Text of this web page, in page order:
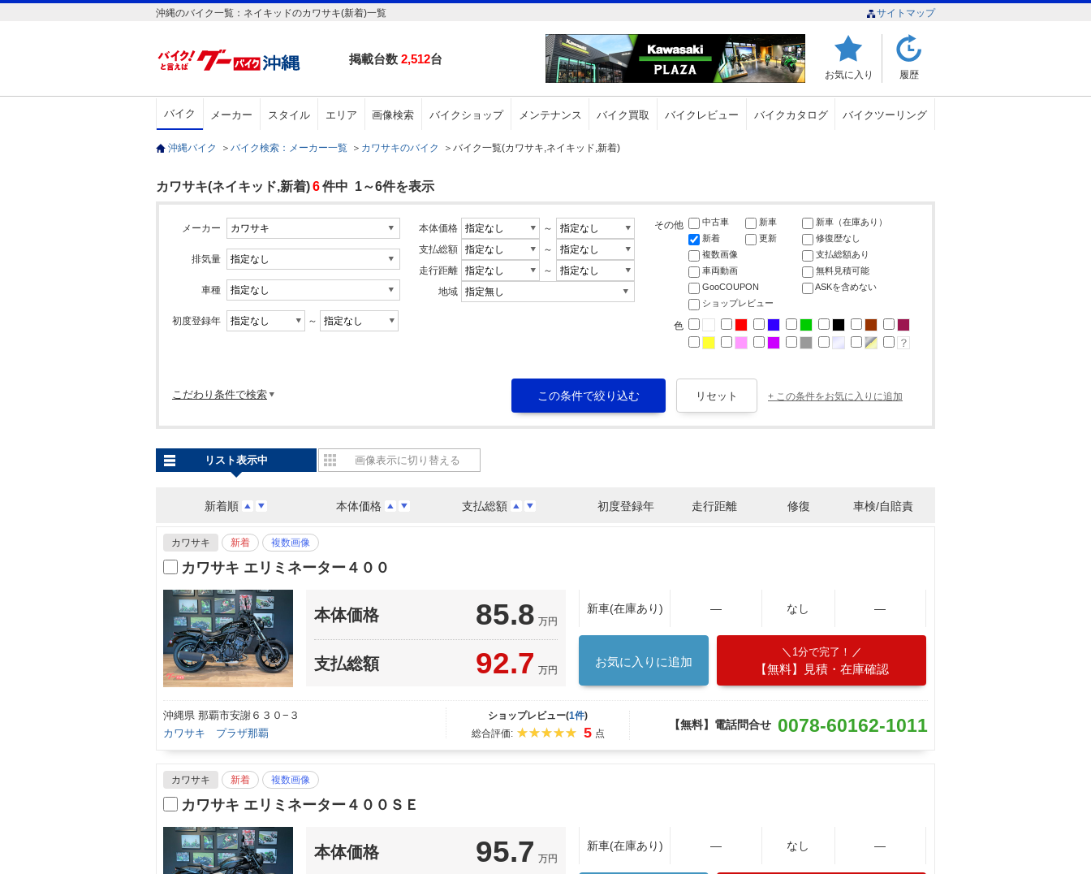
沖縄のバイク一覧：ネイキッドのカワサキ(新着)一覧 サイトマップ
掲載台数 2,512台
お気に入り 履歴
バイク メーカー スタイル エリア 画像検索 バイクショップ メンテナンス バイク買取 バイクレビュー バイクカタログ バイクツーリング
沖縄バイク ＞ バイク検索：メーカー一覧 ＞ カワサキのバイク ＞ バイク一覧(カワサキ,ネイキッド,新着)
カワサキ(ネイキッド,新着)6件中 1～6件を表示
メーカー
排気量
車種
初度登録年 ～
本体価格
～
支払総額
～
走行距離
～
地域
その他 中古車 新車
新車（在庫あり）
新着
更新
修復歴なし
複数画像
支払総額あり
車両動画
無料見積可能
GooCOUPON
ASKを含めない
ショップレビュー
色
こだわり条件で検索 + この条件をお気に入りに追加
新着順 本体価格 支払総額 初度登録年 走行距離 修復 車検/自賠責
リスト表示中 画像表示に切り替える
カワサキ 新着 複数画像
カワサキ エリミネーター４００
本体価格 85.8 万円
支払総額 92.7 万円
新車(在庫あり) ― なし ―
お気に入りに追加
1分で完了！
【無料】見積・在庫確認
沖縄県 那覇市安謝６３０−３
カワサキ プラザ那覇
ショップレビュー(1件)
総合評価:
5 点
【無料】電話問合せ 0078-60162-1011
カワサキ 新着 複数画像
カワサキ エリミネーター４００ＳＥ
本体価格 95.7 万円
新車(在庫あり) ― なし ―